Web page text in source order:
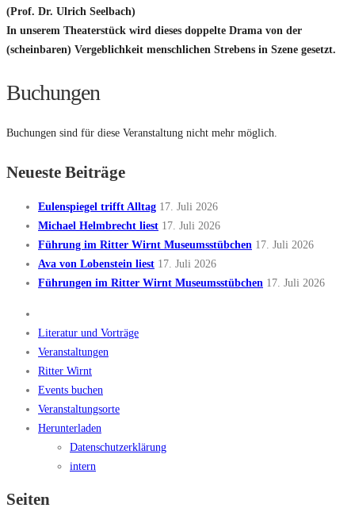
(Prof. Dr. Ulrich Seelbach)
In unserem Theaterstück wird dieses doppelte Drama von der
(scheinbaren) Vergeblichkeit menschlichen Strebens in Szene gesetzt.
Buchungen
Buchungen sind für diese Veranstaltung nicht mehr möglich.
Neueste Beiträge
Eulenspiegel trifft Alltag 17. Juli 2026
Michael Helmbrecht liest 17. Juli 2026
Führung im Ritter Wirnt Museumsstübchen 17. Juli 2026
Ava von Lobenstein liest 17. Juli 2026
Führungen im Ritter Wirnt Museumsstübchen 17. Juli 2026
Literatur und Vorträge
Veranstaltungen
Ritter Wirnt
Events buchen
Veranstaltungsorte
Herunterladen
Datenschutzerklärung
intern
Seiten